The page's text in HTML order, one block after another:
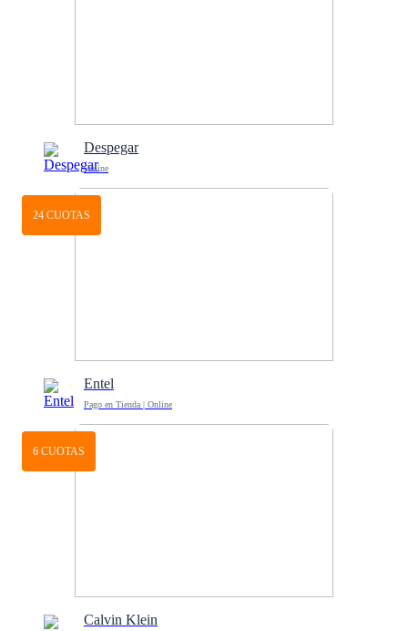
Despegar
Online
24 CUOTAS
Entel
Pago en Tienda | Online
6 CUOTAS
Calvin Klein